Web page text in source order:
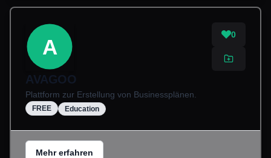
A
0
AVAGOO
Plattform zur Erstellung von Businessplänen.
FREE Education
Mehr erfahren